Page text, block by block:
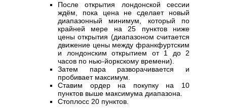
После открытия лондонской сессии
ждём, пока цена не сделает новый
диапазонный минимум, который по
крайней мере на 25 пунктов ниже
цены открытия (диапазоном считается
движение цены между франкфуртским
и лондонским открытием от 1 до 2
часов по нью-йоркскому времени).
Затем пара разворачивается и
пробивает максимум.
Ставим ордер на покупку на 10
пунктов выше максимума диапазона.
Стоплосс 20 пунктов.